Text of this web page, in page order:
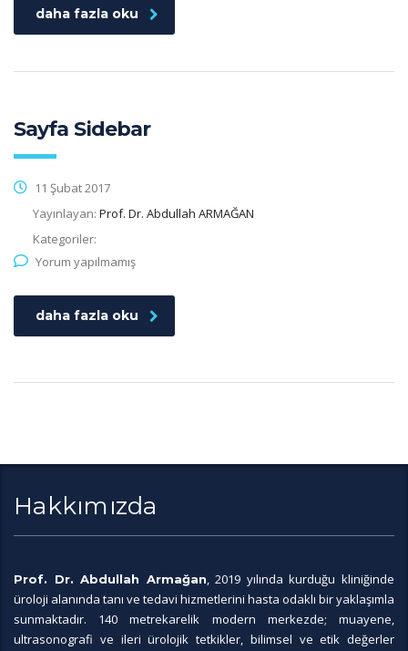
daha fazla oku
Sayfa Sidebar
11 Şubat 2017
Yayınlayan: Prof. Dr. Abdullah ARMAĞAN
Kategoriler:
Yorum yapılmamış
daha fazla oku
Hakkımızda
Prof. Dr. Abdullah Armağan, 2019 yılında kurduğu kliniğinde
üroloji alanında tanı ve tedavi hizmetlerini hasta odaklı bir yaklaşımla
sunmaktadır. 140 metrekarelik modern merkezde; muayene,
ultrasonografi ve ileri ürolojik tetkikler, bilimsel ve etik değerler